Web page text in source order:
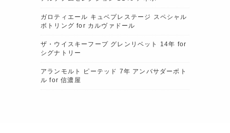
ガロティエール キュベプレステージ スペシャル
ボトリング for カルヴァドール
ザ・ウイスキーフープ グレンリベット 14年 for
シグナトリー
アランモルト ピーテッド 7年 アンバサダーボト
ル for 信濃屋